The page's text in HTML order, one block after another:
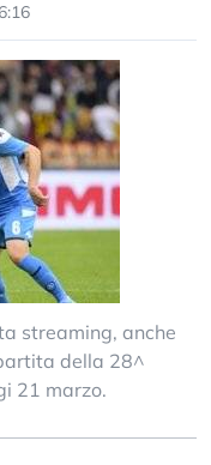
streaming, anche
della 28^
21 marzo.